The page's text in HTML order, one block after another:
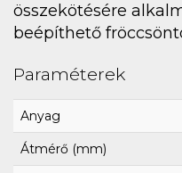
összekötésére
beépíthető
Paraméterek
Anyag
Átmérő (mm)